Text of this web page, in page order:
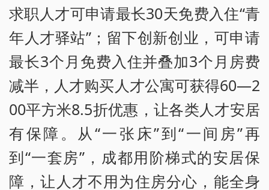
求职人才可申请最长30天免费入住“青
年人才驿站”；留下创新创业，可申请
最长3个月免费入住并叠加3个月房费
减半，人才购买人才公寓可获得60—2
00平方米8.5折优惠，让各类人才安居
有保障。从“一张床”到“一间房”再
到“一套房”，成都用阶梯式的安居保
障，让人才不用为住房分心，能全身